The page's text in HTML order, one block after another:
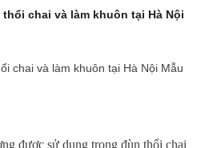
chai và làm khuôn tại Hà Nội
chai và làm khuôn tại Hà Nội Mẫu